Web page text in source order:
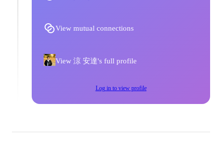
View mutual connections
View 涼 安達's full profile
Log in to view profile